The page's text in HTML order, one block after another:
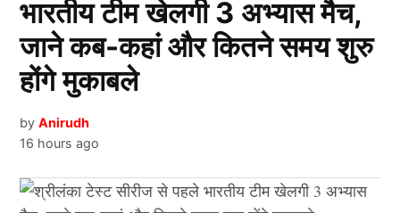
जड़ा और भारतीय टीम 25 गेंद पहले ही 5 विकेट शेष रहते ही मैच
को अपने नाम कर लिया. इसी के साथ टीम इंडिया की सेमीफाइनल
में जाने की उम्मीद बढ़ गई है.
Team India की खराब फील्डिंग के बावजूद
सिर्फ 136 रन ही बना सकी बांग्लादेश
बांग्लादेश की टीम जब बल्लेबाजी के लिए उतरी तो उनकी शुरुआत
भारतीय टीम खेलगी 3 अभ्यास मैच,
जाने कब-कहां और कितने समय शुरु
होंगे मुकाबले
by Anirudh
16 hours ago